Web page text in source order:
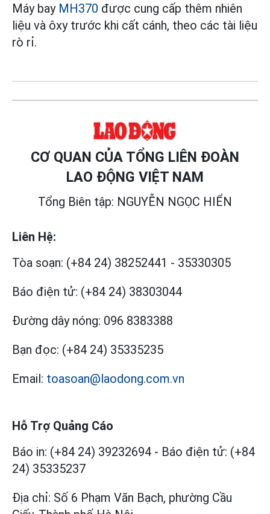
Máy bay MH370 được cung cấp thêm nhiên
liệu và ôxy trước khi cất cánh, theo các tài liệu
rò rỉ.
CƠ QUAN CỦA TỔNG LIÊN ĐOÀN
LAO ĐỘNG VIỆT NAM
Tổng Biên tập: NGUYỄN NGỌC HIỂN
Liên Hệ:
Tòa soạn: (+84 24) 38252441 - 35330305
Báo điện tử: (+84 24) 38303044
Đường dây nóng: 096 8383388
Bạn đọc: (+84 24) 35335235
Email: toasoan@laodong.com.vn
Hỗ Trợ Quảng Cáo
Báo in: (+84 24) 39232694 - Báo điện tử: (+84
24) 35335237
Địa chỉ: Số 6 Phạm Văn Bạch, phường Cầu